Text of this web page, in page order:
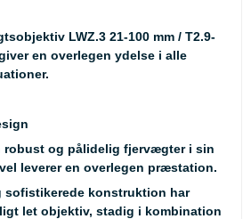
LWZ.3 21-100 mm / T2.9-
en overlegen ydelse i alle
robust og pålidelig fjervægter i sin
leverer en overlegen præstation.
sofistikerede konstruktion har
let objektiv, stadig i kombination